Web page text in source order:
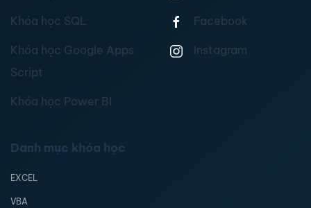
Khóa học SQL
Khóa học Google Apps
Script
Khóa học Power BI
Facebook
Instagram
Danh mục khóa học
EXCEL
VBA